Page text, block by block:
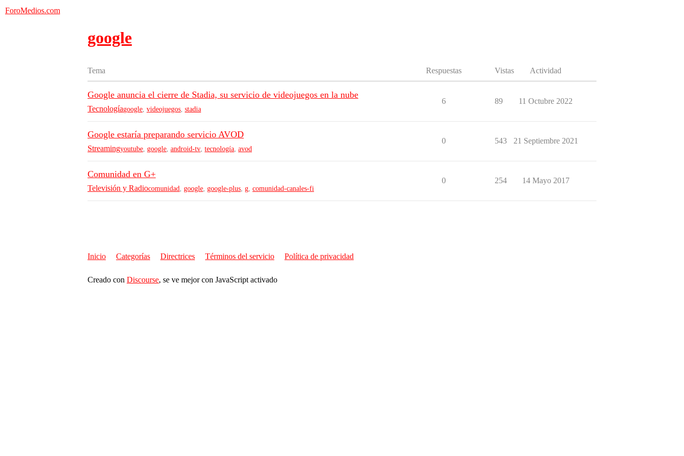
ForoMedios.com
google
Tema Respuestas Vistas Actividad
Google anuncia el cierre de Stadia, su servicio de videojuegos en la nube
Tecnologíagoogle videojuegos stadia
6 89 11 Octubre 2022
Google estaría preparando servicio AVOD
Streamingyoutube google android-tv tecnología avod
0 543 21 Septiembre 2021
Comunidad en G+
Televisión y Radiocomunidad google google-plus g comunidad-canales-fi
0 254 14 Mayo 2017
Inicio Categorías Directrices Términos del servicio Política de privacidad
Creado con Discourse, se ve mejor con JavaScript activado